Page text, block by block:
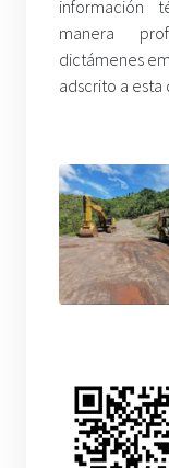
información
manera
dictámenes
adscrito a